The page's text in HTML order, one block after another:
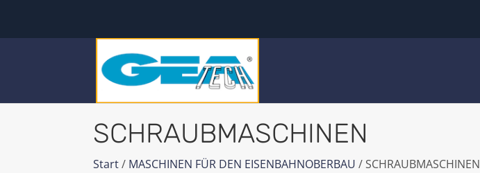
SCHRAUBMASCHINEN
Start/ MASCHINEN FÜR DEN EISENBAHNOBERBAU / SCHRAUBMASCHINEN